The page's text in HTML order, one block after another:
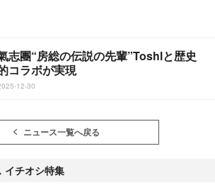
志團“房総の伝説の先輩”Toshlと歴史
コラボが実現
12-30
ニュース一覧へ戻る
イチオシ特集